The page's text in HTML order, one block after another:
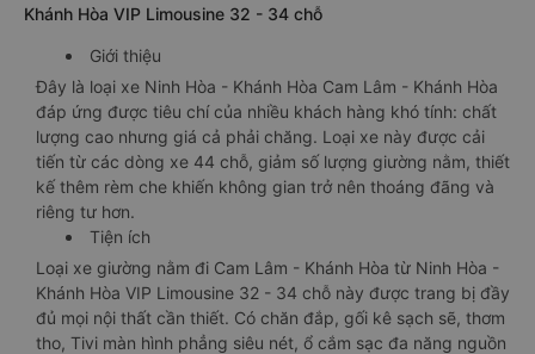
Khánh Hòa VIP Limousine 32 - 34 chỗ
Giới thiệu
Đây là loại xe Ninh Hòa - Khánh Hòa Cam Lâm - Khánh Hòa
đáp ứng được tiêu chí của nhiều khách hàng khó tính: chất
lượng cao nhưng giá cả phải chăng. Loại xe này được cải
tiến từ các dòng xe 44 chỗ, giảm số lượng giường nằm, thiết
kế thêm rèm che khiến không gian trở nên thoáng đãng và
riêng tư hơn.
Tiện ích
Loại xe giường nằm đi Cam Lâm - Khánh Hòa từ Ninh Hòa -
Khánh Hòa VIP Limousine 32 - 34 chỗ này được trang bị đầy
đủ mọi nội thất cần thiết. Có chăn đắp, gối kê sạch sẽ, thơm
tho, Tivi màn hình phẳng siêu nét, ổ cắm sạc đa năng nguồn